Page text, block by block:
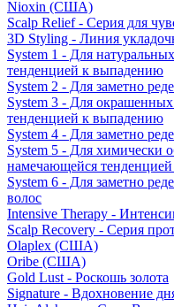
Nioxin (США)
Scalp Relief - Серия для
3D Styling - Линия
System 1 - Для
тенденцией к выпадению
System 2 - Для заметно
System 3 - Для
тенденцией к выпадению
System 4 - Для заметно
System 5 - Для химически
намечающейся
System 6 - Для заметно
волос
Intensive Therapy -
Scalp Recovery - Серия
Olaplex (США)
Oribe (США)
Gold Lust - Роскошь золота
Signature - Вдохновение